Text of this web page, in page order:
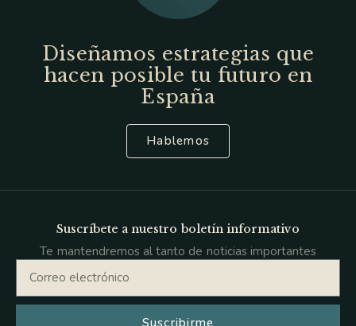
Diseñamos estrategias que
hacen posible tu futuro en
España
Hablemos
Suscríbete a nuestro boletín informativo
Te mantendremos al tanto de noticias importantes
Suscribirme